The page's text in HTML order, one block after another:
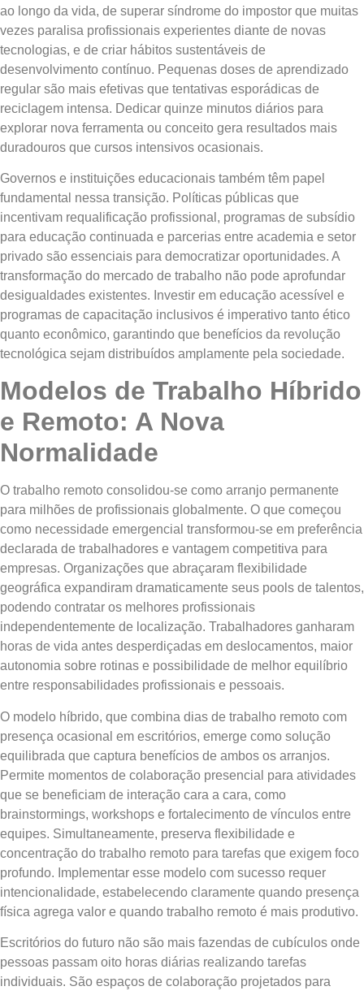
ao longo da vida, de superar síndrome do impostor que muitas
vezes paralisa profissionais experientes diante de novas
tecnologias, e de criar hábitos sustentáveis de
desenvolvimento contínuo. Pequenas doses de aprendizado
regular são mais efetivas que tentativas esporádicas de
reciclagem intensa. Dedicar quinze minutos diários para
explorar nova ferramenta ou conceito gera resultados mais
duradouros que cursos intensivos ocasionais.
Governos e instituições educacionais também têm papel
fundamental nessa transição. Políticas públicas que
incentivam requalificação profissional, programas de subsídio
para educação continuada e parcerias entre academia e setor
privado são essenciais para democratizar oportunidades. A
transformação do mercado de trabalho não pode aprofundar
desigualdades existentes. Investir em educação acessível e
programas de capacitação inclusivos é imperativo tanto ético
quanto econômico, garantindo que benefícios da revolução
tecnológica sejam distribuídos amplamente pela sociedade.
Modelos de Trabalho Híbrido
e Remoto: A Nova
Normalidade
O trabalho remoto consolidou-se como arranjo permanente
para milhões de profissionais globalmente. O que começou
como necessidade emergencial transformou-se em preferência
declarada de trabalhadores e vantagem competitiva para
empresas. Organizações que abraçaram flexibilidade
geográfica expandiram dramaticamente seus pools de talentos,
podendo contratar os melhores profissionais
independentemente de localização. Trabalhadores ganharam
horas de vida antes desperdiçadas em deslocamentos, maior
autonomia sobre rotinas e possibilidade de melhor equilíbrio
entre responsabilidades profissionais e pessoais.
O modelo híbrido, que combina dias de trabalho remoto com
presença ocasional em escritórios, emerge como solução
equilibrada que captura benefícios de ambos os arranjos.
Permite momentos de colaboração presencial para atividades
que se beneficiam de interação cara a cara, como
brainstormings, workshops e fortalecimento de vínculos entre
equipes. Simultaneamente, preserva flexibilidade e
concentração do trabalho remoto para tarefas que exigem foco
profundo. Implementar esse modelo com sucesso requer
intencionalidade, estabelecendo claramente quando presença
física agrega valor e quando trabalho remoto é mais produtivo.
Escritórios do futuro não são mais fazendas de cubículos onde
pessoas passam oito horas diárias realizando tarefas
individuais. São espaços de colaboração projetados para